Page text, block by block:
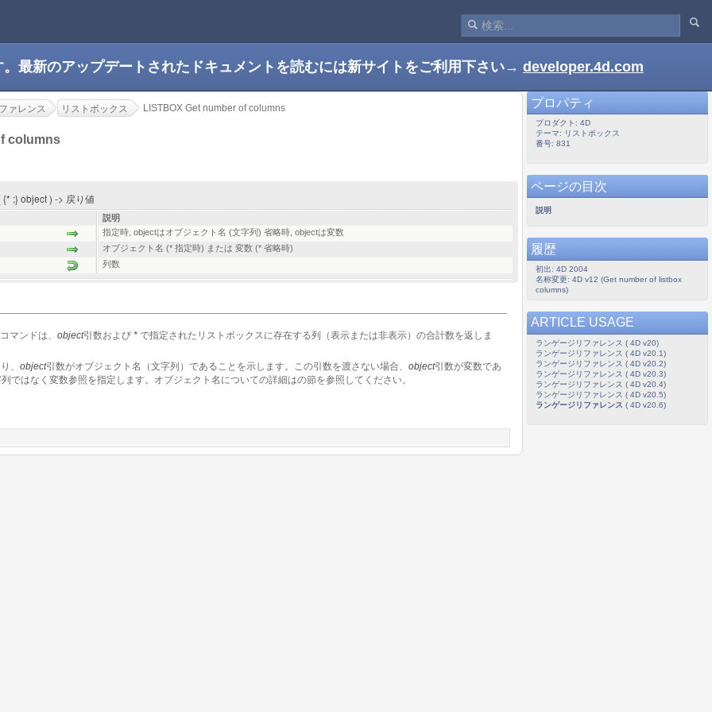
最新のアップデートされたドキュメントを読むには新サイトをご利用下さい→ developer.4d.com
ァレンス リストボックス LISTBOX Get number of columns
columns
;} object ) -> 戻り値
説明
指定時, objectはオブジェクト名 (文字列) 省略時, objectは変数
オブジェクト名 (* 指定時) または 変数 (* 省略時)
列数
マンドは、 object引数および * で指定されたリストボックスに存在する列（表示または非表示）の合計数を返しま
、 object引数がオブジェクト名（文字列）であることを示します。この引数を渡さない場合、 object引数が変数であ
ではなく変数参照を指定します。オブジェクト名についての詳細はの節を参照してください。
プロパティ
プロダクト: 4D
テーマ: リストボックス
番号: 831
ページの目次
説明
履歴
初出: 4D 2004
名称変更: 4D v12 (Get number of listbox
columns)
ARTICLE USAGE
ランゲージリファレンス ( 4D v20)
ランゲージリファレンス ( 4D v20.1)
ランゲージリファレンス ( 4D v20.2)
ランゲージリファレンス ( 4D v20.3)
ランゲージリファレンス ( 4D v20.4)
ランゲージリファレンス ( 4D v20.5)
ランゲージリファレンス ( 4D v20.6)